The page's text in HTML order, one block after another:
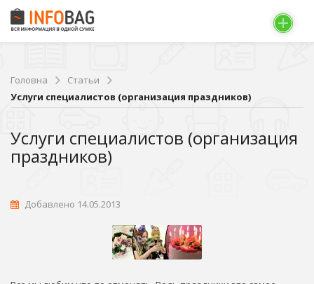
Головна
Статьи
Услуги специалистов (организация праздников)
Услуги специалистов (организация
праздников)
Добавлено 14.05.2013